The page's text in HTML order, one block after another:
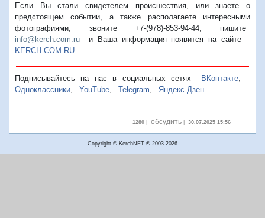
Если Вы стали свидетелем происшествия, или знаете о
предстоящем событии, а также располагаете интересными
фотографиями, звоните +7-(978)-853-94-44, пишите
info@kerch.com.ru и Ваша информация появится на сайте
KERCH.COM.RU
Подписывайтесь на нас в социальных сетях ВКонтакте,
Одноклассники
YouTube Telegram Яндекс.Дзен
1280| обсудить| 30.07.2025 15:56
Copyright © KerchNET ® 2003-2026